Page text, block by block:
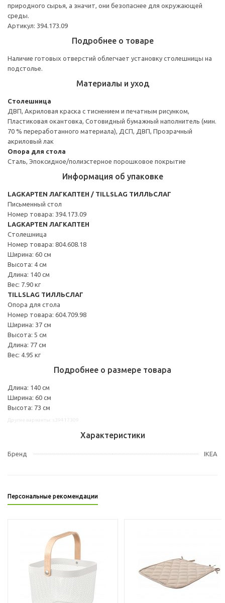
природного сырья, а значит, они безопаснее для окружающей
среды.
Артикул: 394.173.09
Подробнее о товаре
Наличие готовых отверстий облегчает установку столешницы на
подстолье.
Материалы и уход
Столешница
ДВП, Акриловая краска с тиснением и печатным рисунком,
Пластиковая окантовка, Сотовидный бумажный наполнитель (мин.
70 % переработанного материала), ДСП, ДВП, Прозрачный
акриловый лак
Опора для стола
Сталь, Эпоксидное/полиэстерное порошковое покрытие
Информация об упаковке
LAGKAPTEN ЛАГКАПТЕН / TILLSLAG ТИЛЛЬСЛАГ
Письменный стол
Номер товара: 394.173.09
LAGKAPTEN ЛАГКАПТЕН
Столешница
Номер товара: 804.608.18
Ширина: 60 см
Высота: 4 см
Длина: 140 см
Вес: 7.90 кг
TILLSLAG ТИЛЛЬСЛАГ
Опора для стола
Номер товара: 604.709.98
Ширина: 37 см
Высота: 5 см
Длина: 77 см
Вес: 4.95 кг
Подробнее о размере товара
Длина: 140 см
Ширина: 60 см
Высота: 73 см
Характеристики
Бренд IKEA
Персональные рекомендации